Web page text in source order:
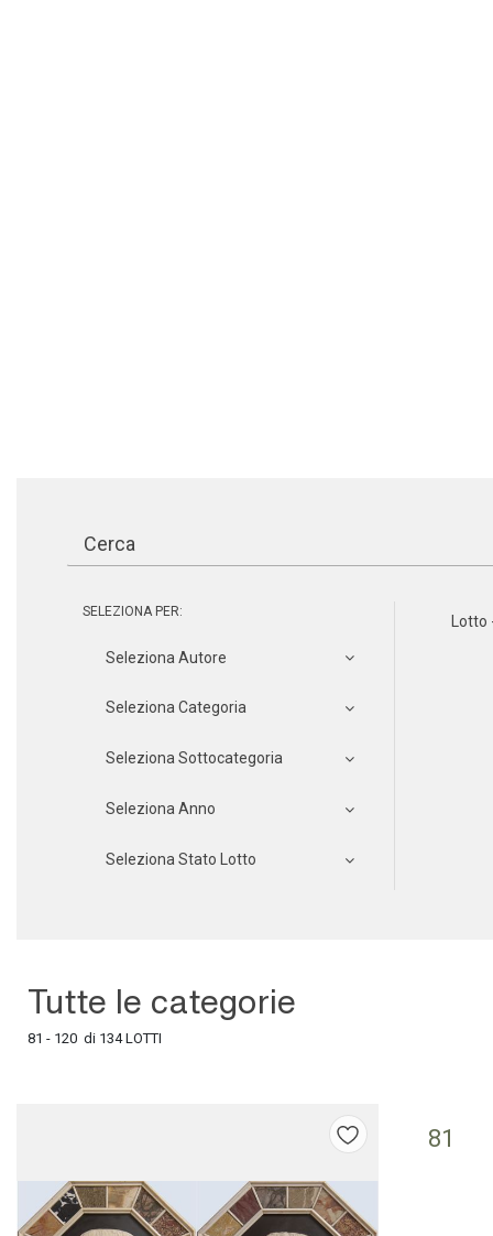
SELEZIONA PER:
Seleziona Autore
Seleziona Categoria
Seleziona Sottocategoria
Seleziona Anno
Seleziona Stato Lotto
Lotto
Tutte le categorie
81 - 120 di 134 LOTTI
81